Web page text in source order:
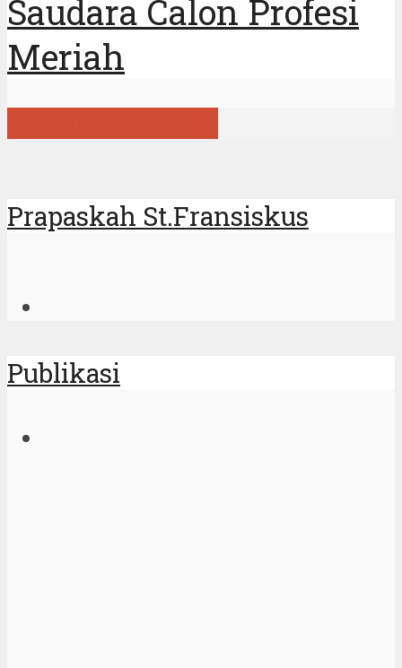
Saudara Calon Profesi
Meriah
Prapaskah St.Fransiskus
Publikasi